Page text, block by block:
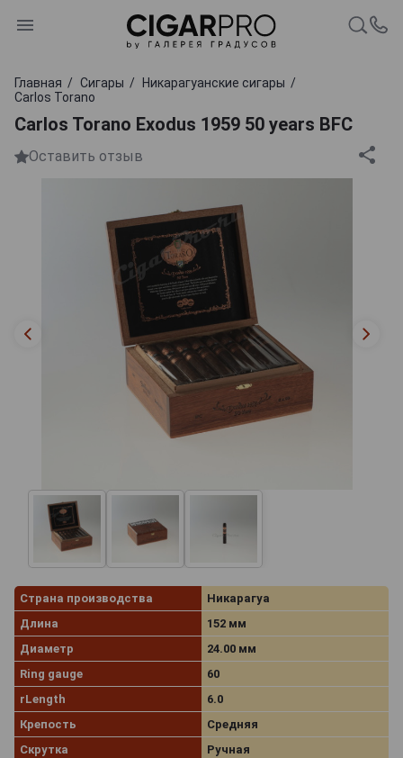
Главная Сигары
Никарагуанские сигары
Carlos Torano
Carlos Torano Exodus 1959 50 years BFC
Оставить отзыв
Страна производства
Никарагуа
Длина
152 мм
Диаметр
24.00 мм
Ring gauge
60
rLength
6.0
Крепость
Средняя
Скрутка
Ручная